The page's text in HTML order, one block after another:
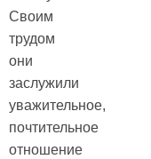
Своим
трудом
они
заслужили
уважительное,
почтительное
отношение